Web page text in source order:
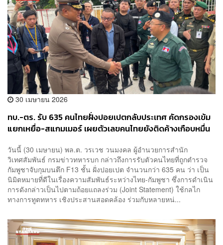
30 เมษายน 2026
ทบ.-ตร. รับ 635 คนไทยฝั่งปอยเปตกลับประเทศ คัดกรองเข้ม
แยกเหยื่อ-สแกมเมอร์ เผยตัวเลขคนไทยยังติดค้างเกือบหมื่น
วันนี้ (30 เมษายน) พล.ต. วรเวช วนมงคล ผู้อำนวยการสำนัก
วิเทศสัมพันธ์ กรมข่าวทหารบก กล่าวถึงการรับตัวคนไทยที่ถูกตำรวจ
กัมพูชาจับกุมบนตึก F13 ชั้น ฝั่งปอยเปต จำนวนกว่า 635 คน ว่า เป็น
นิมิตหมายที่ดีในเรื่องความสัมพันธ์ระหว่างไทย-กัมพูชา ซึ่งการดำเนิน
การดังกล่าวเป็นไปตามถ้อยแถลงร่วม (Joint Statement) ใช้กลไก
ทางการทูตทหาร เชิงประสานสอดคล้อง ร่วมกับหลายหน่...